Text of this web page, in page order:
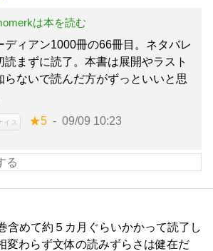
は本を読む
ディアン1000冊の66冊目。ネタバレ
読まずに読了。本書は展開やラスト
らないで読んだ方がずっといいと思
イス ★5 09/09 10:23
含めて約５カ月ぐらいかかって読了し
変わらず文体の読みずらさは健在だ